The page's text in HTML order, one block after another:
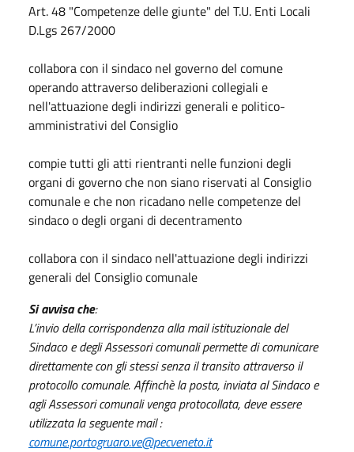
Art. 48 "Competenze delle giunte" del T.U. Enti Locali
D.Lgs 267/2000
collabora con il sindaco nel governo del comune
operando attraverso deliberazioni collegiali e
nell'attuazione degli indirizzi generali e politico-
amministrativi del Consiglio
compie tutti gli atti rientranti nelle funzioni degli
organi di governo che non siano riservati al Consiglio
comunale e che non ricadano nelle competenze del
sindaco o degli organi di decentramento
collabora con il sindaco nell'attuazione degli indirizzi
generali del Consiglio comunale
Si avvisa che:
L’invio della corrispondenza alla mail istituzionale del
Sindaco e degli Assessori comunali permette di comunicare
direttamente con gli stessi senza il transito attraverso il
protocollo comunale. Affinchè la posta, inviata al Sindaco e
agli Assessori comunali venga protocollata, deve essere
utilizzata la seguente mail :
comune.portogruaro.ve@pecveneto.it